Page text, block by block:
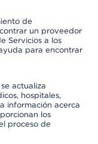
de
un proveedor
Servicios a los
para encontrar
actualiza
hospitales,
información acerca
los
proceso de